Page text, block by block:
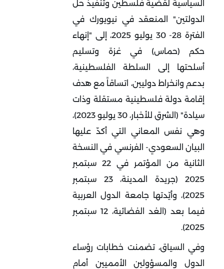
السياسية لقضية فلسطين وتنفيذ حل
الدولتين" المنعقد في نيويورك في
الفترة 28- 30 يوليو 2025، إلى "إنهاء
حكم (حماس) في غزة وتسليم
أسلحتها إلى السلطة الفلسطينية،
بدعم وانخراط دوليين، اتساقاً مع هدف
إقامة دولة فلسطينية مستقلة وذات
سيادة" (الشرق للأخبار، 30 يوليو 2023)،
وهي نفس المعاني التي أكدّ عليها
البيان السعودي- الفرنسي في النسخة
الثانية من المؤتمر في 22 سبتمبر
2025 (جريدة المدينة، 23 سبتمبر
2025)، وأيّدتها جامعة الدول العربية
فيما بعد (الغد الفضائية، 12 سبتمبر
2025).
وفي السياق، تضمنت خطابات رؤساء
الدول والمسؤولين الأمميين أمام